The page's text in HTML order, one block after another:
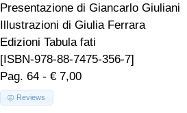
Presentazione di Giancarlo Giuliani
Illustrazioni di Giulia Ferrara
Edizioni Tabula fati
[ISBN-978-88-7475-356-7]
Pag. 64 - € 7,00
Reviews